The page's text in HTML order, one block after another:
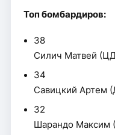
Топ бомбардиров:
38
Силич Матвей
34
Савицкий Артем
32
Шарандо Максим